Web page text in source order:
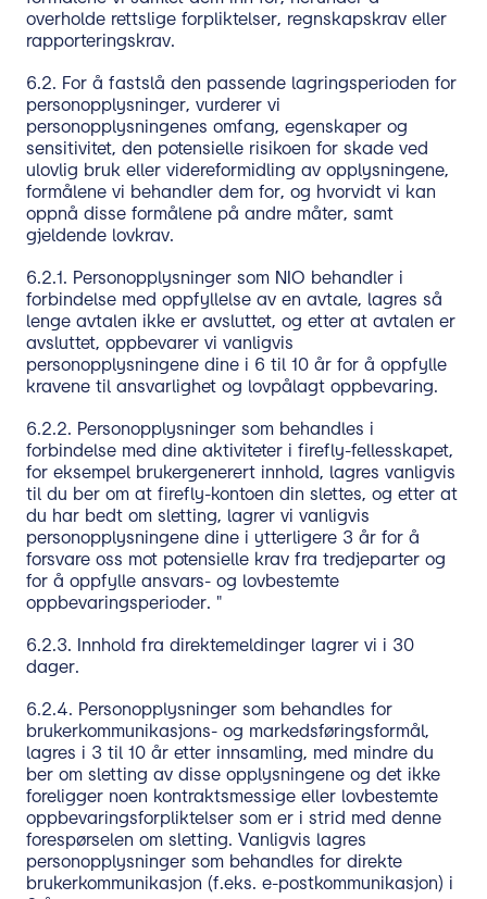
overholde rettslige forpliktelser, regnskapskrav eller
rapporteringskrav.
6.2. For å fastslå den passende lagringsperioden for
personopplysninger, vurderer vi
personopplysningenes omfang, egenskaper og
sensitivitet, den potensielle risikoen for skade ved
ulovlig bruk eller videreformidling av opplysningene,
formålene vi behandler dem for, og hvorvidt vi kan
oppnå disse formålene på andre måter, samt
gjeldende lovkrav.
6.2.1. Personopplysninger som NIO behandler i
forbindelse med oppfyllelse av en avtale, lagres så
lenge avtalen ikke er avsluttet, og etter at avtalen er
avsluttet, oppbevarer vi vanligvis
personopplysningene dine i 6 til 10 år for å oppfylle
kravene til ansvarlighet og lovpålagt oppbevaring.
6.2.2. Personopplysninger som behandles i
forbindelse med dine aktiviteter i firefly-fellesskapet,
for eksempel brukergenerert innhold, lagres vanligvis
til du ber om at firefly-kontoen din slettes, og etter at
du har bedt om sletting, lagrer vi vanligvis
personopplysningene dine i ytterligere 3 år for å
forsvare oss mot potensielle krav fra tredjeparter og
for å oppfylle ansvars- og lovbestemte
oppbevaringsperioder. "
6.2.3. Innhold fra direktemeldinger lagrer vi i 30
dager.
6.2.4. Personopplysninger som behandles for
brukerkommunikasjons- og markedsføringsformål,
lagres i 3 til 10 år etter innsamling, med mindre du
ber om sletting av disse opplysningene og det ikke
foreligger noen kontraktsmessige eller lovbestemte
oppbevaringsforpliktelser som er i strid med denne
forespørselen om sletting. Vanligvis lagres
personopplysninger som behandles for direkte
brukerkommunikasjon (f.eks. e-postkommunikasjon) i